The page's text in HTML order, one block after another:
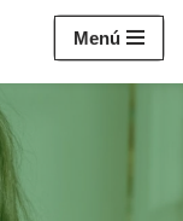
Menú